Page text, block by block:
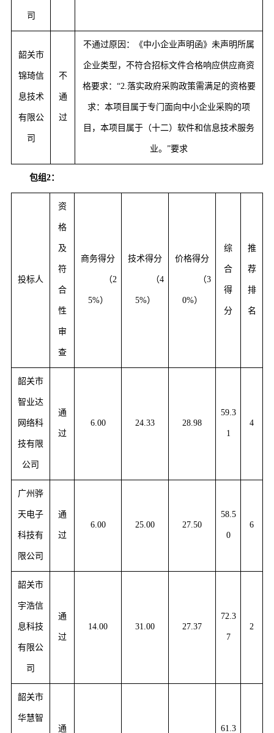
司
韶关市
锦琦信
息技术
有限公
司
不
通
过
不通过原因：《中小企业声明函》未声明所属
企业类型，不符合招标文件合格响应供应商资
格要求： “2.落实政府采购政策需满足的资格要
求：本项目属于专门面向中小企业采购的项
目，本项目属于（十二）软件和信息技术服务
业。”要求
包组2：
投标人
资
格
及
符
合
性
审
查
商务得分
（2
5%）
技术得分
（4
5%）
价格得分
（3
0%）
综
合
得
分
推
荐
排
名
韶关市
智业达
网络科
技有限
公司
通
过
6.00 24.33 28.98
59.3
1
4
广州骅
天电子
科技有
限公司
通
过
6.00 25.00 27.50
58.5
0
6
韶关市
宇浩信
息科技
有限公
司
通
过
14.00 31.00 27.37
72.3
7
2
韶关市
华慧智
通
61.3